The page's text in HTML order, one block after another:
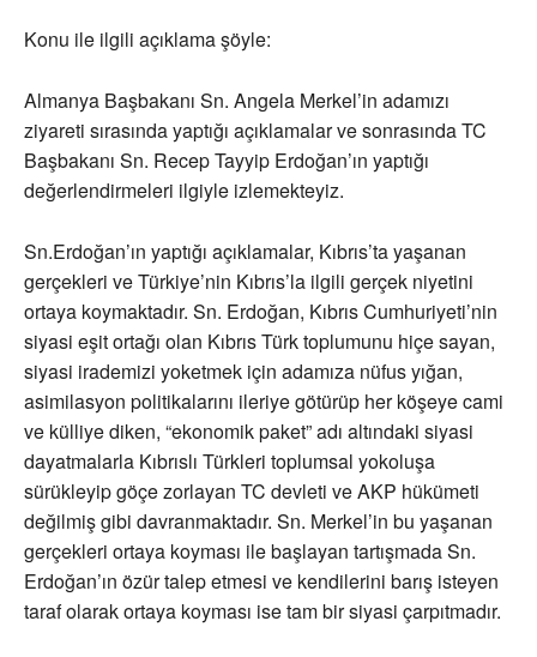
Konu ile ilgili açıklama şöyle:
Almanya Başbakanı Sn. Angela Merkel’in adamızı
ziyareti sırasında yaptığı açıklamalar ve sonrasında TC
Başbakanı Sn. Recep Tayyip Erdoğan’ın yaptığı
değerlendirmeleri ilgiyle izlemekteyiz.
Sn.Erdoğan’ın yaptığı açıklamalar, Kıbrıs’ta yaşanan
gerçekleri ve Türkiye’nin Kıbrıs’la ilgili gerçek niyetini
ortaya koymaktadır. Sn. Erdoğan, Kıbrıs Cumhuriyeti’nin
siyasi eşit ortağı olan Kıbrıs Türk toplumunu hiçe sayan,
siyasi irademizi yoketmek için adamıza nüfus yığan,
asimilasyon politikalarını ileriye götürüp her köşeye cami
ve külliye diken, “ekonomik paket” adı altındaki siyasi
dayatmalarla Kıbrıslı Türkleri toplumsal yokoluşa
sürükleyip göçe zorlayan TC devleti ve AKP hükümeti
değilmiş gibi davranmaktadır. Sn. Merkel’in bu yaşanan
gerçekleri ortaya koyması ile başlayan tartışmada Sn.
Erdoğan’ın özür talep etmesi ve kendilerini barış isteyen
taraf olarak ortaya koyması ise tam bir siyasi çarpıtmadır.